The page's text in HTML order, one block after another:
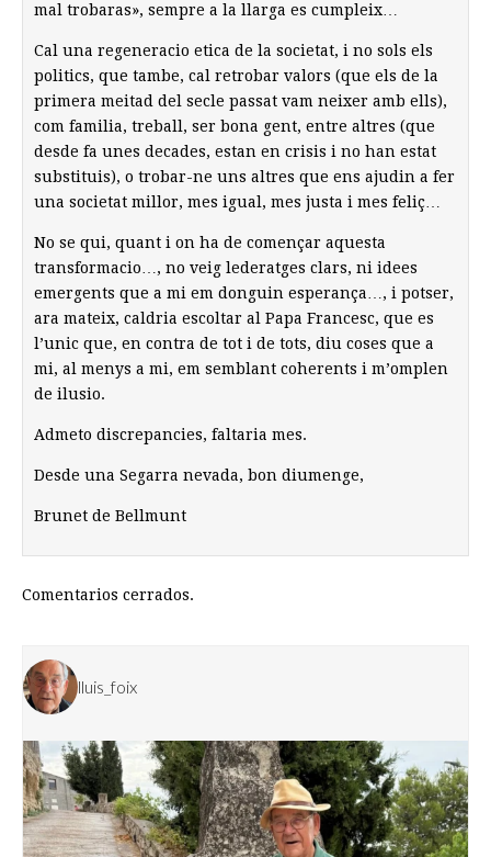
mal trobaras», sempre a la llarga es cumpleix…
Cal una regeneracio etica de la societat, i no sols els
politics, que tambe, cal retrobar valors (que els de la
primera meitad del secle passat vam neixer amb ells),
com familia, treball, ser bona gent, entre altres (que
desde fa unes decades, estan en crisis i no han estat
substituis), o trobar-ne uns altres que ens ajudin a fer
una societat millor, mes igual, mes justa i mes feliç…
No se qui, quant i on ha de començar aquesta
transformacio…, no veig lederatges clars, ni idees
emergents que a mi em donguin esperança…, i potser,
ara mateix, caldria escoltar al Papa Francesc, que es
l’unic que, en contra de tot i de tots, diu coses que a
mi, al menys a mi, em semblant coherents i m’omplen
de ilusio.
Admeto discrepancies, faltaria mes.
Desde una Segarra nevada, bon diumenge,
Brunet de Bellmunt
Comentarios cerrados.
lluis_foix